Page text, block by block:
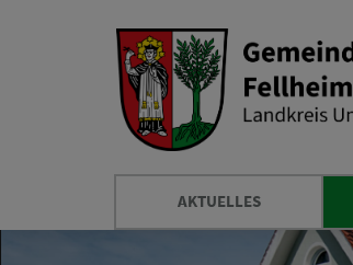
AKTUELLES